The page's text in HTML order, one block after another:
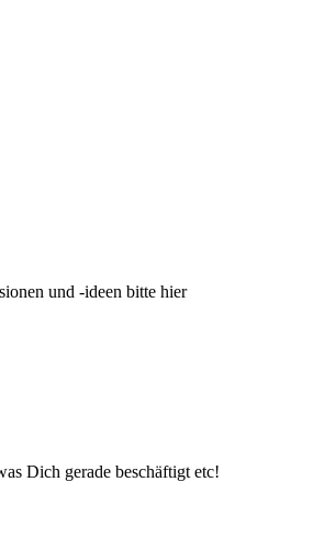
und -ideen bitte hier
Dich gerade beschäftigt etc!